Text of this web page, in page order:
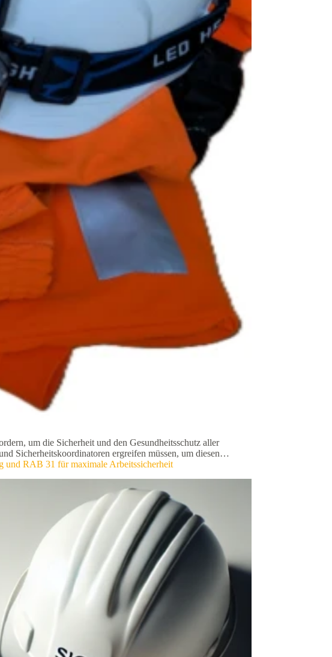
um die Sicherheit und den Gesundheitsschutz aller
Sicherheitskoordinatoren ergreifen müssen, um diesen…
und RAB 31 für maximale Arbeitssicherheit